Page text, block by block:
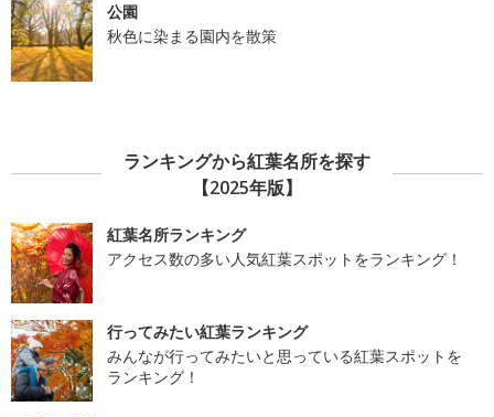
公園
秋色に染まる園内を散策
ランキングから紅葉名所を探す
【2025年版】
紅葉名所ランキング
アクセス数の多い人気紅葉スポットをランキング！
行ってみたい紅葉ランキング
みんなが行ってみたいと思っている紅葉スポットを
ランキング！